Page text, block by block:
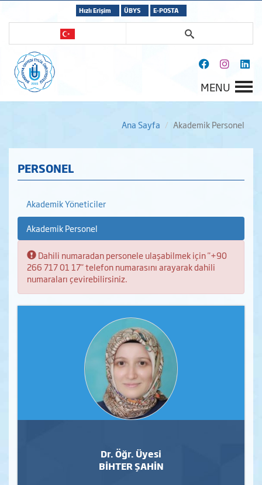
Hızlı Erişim ÜBYS E-POSTA
MENU
Ana Sayfa Akademik Personel
PERSONEL
Akademik Yöneticiler
Akademik Personel
Bilgi:
Dahili numaradan personele ulaşabilmek için "+90
266 717 01 17" telefon numarasını arayarak dahili
numaraları çevirebilirsiniz.
Dr. Öğr. Üyesi
BİHTER ŞAHİN